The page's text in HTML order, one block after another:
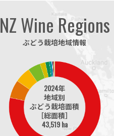
NZ Wine Regions
ぶどう栽培地域情報
2024年
地域別
ぶどう栽培面積
［総面積］
43,519 ha